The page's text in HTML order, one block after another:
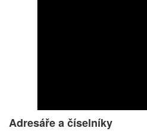
Adresáře a číselníky